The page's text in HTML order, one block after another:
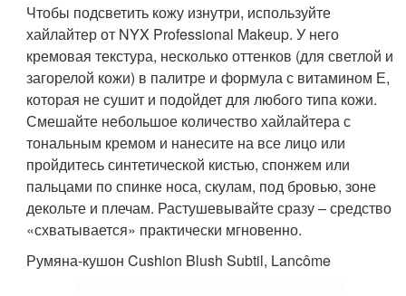
Чтобы подсветить кожу изнутри, используйте
хайлайтер от NYX Professional Makeup. У него
кремовая текстура, несколько оттенков (для светлой и
загорелой кожи) в палитре и формула с витамином Е,
которая не сушит и подойдет для любого типа кожи.
Смешайте небольшое количество хайлайтера с
тональным кремом и нанесите на все лицо или
пройдитесь синтетической кистью, спонжем или
пальцами по спинке носа, скулам, под бровью, зоне
декольте и плечам. Растушевывайте сразу – средство
«схватывается» практически мгновенно.
Румяна-кушон Cushion Blush Subtil, Lancôme